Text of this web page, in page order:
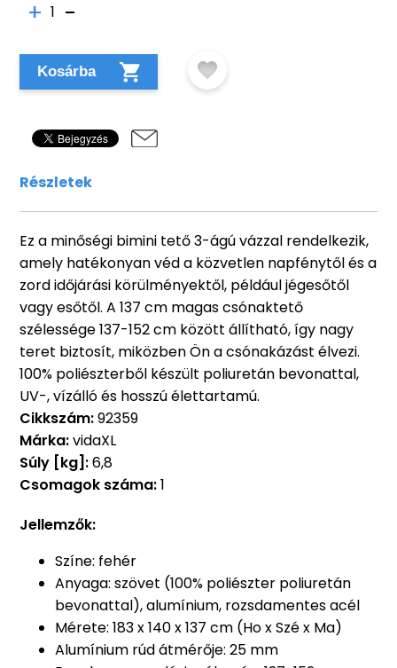
1
Kosárba
Részletek
Ez a minőségi bimini tető 3-ágú vázzal rendelkezik,
amely hatékonyan véd a közvetlen napfénytől és a
zord időjárási körülményektől, például jégesőtől
vagy esőtől. A 137 cm magas csónaktető
szélessége 137-152 cm között állítható, így nagy
teret biztosít, miközben Ön a csónakázást élvezi.
100% poliészterből készült poliuretán bevonattal,
UV-, vízálló és hosszú élettartamú.
Cikkszám:92359
Márka:vidaXL
Súly [kg]:6,8
Csomagok száma:1
Jellemzők:
Színe: fehér
Anyaga: szövet (100% poliészter poliuretán
bevonattal), alumínium, rozsdamentes acél
Mérete: 183 x 140 x 137 cm (Ho x Szé x Ma)
Alumínium rúd átmérője: 25 mm